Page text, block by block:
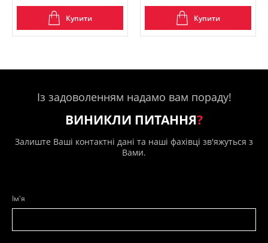
Купити Купити
Із задоволенням надамо вам пораду!
ВИНИКЛИ ПИТАННЯ?
Залиште Ваші контактні дані та наші фахівці зв'яжуться з
Вами.
Ім'я